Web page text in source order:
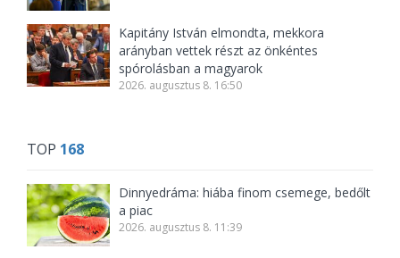
Kapitány István elmondta, mekkora
arányban vettek részt az önkéntes
spórolásban a magyarok
2026. augusztus 8. 16:50
TOP 168
Dinnyedráma: hiába finom csemege, bedőlt
a piac
2026. augusztus 8. 11:39